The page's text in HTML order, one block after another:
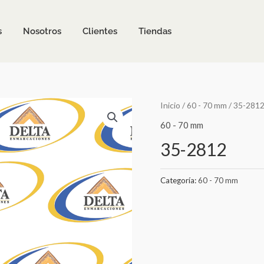
Nosotros Clientes Tiendas
Inicio /60 - 70 mm / 35-2812
60 - 70 mm
35-2812
Categoría:60 - 70 mm